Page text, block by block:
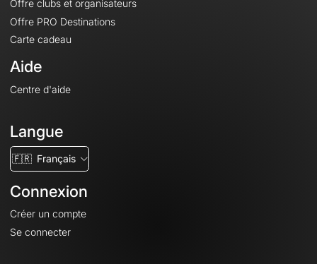
Offre clubs et organisateurs
Offre PRO Destinations
Carte cadeau
Aide
Centre d'aide
Langue
🇫🇷 Français
Connexion
Créer un compte
Se connecter